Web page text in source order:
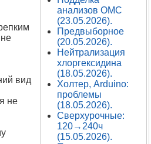
вид
не
анализов ОМС
(23.05.2026).
Предвыборное
(20.05.2026).
Нейтрализация
хлоргексидина
(18.05.2026).
Холтер, Arduino:
проблемы
(18.05.2026).
Сверхурочные:
120→240ч
(15.05.2026).